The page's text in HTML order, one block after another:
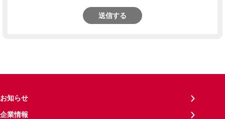
送信する
お知らせ
企業情報